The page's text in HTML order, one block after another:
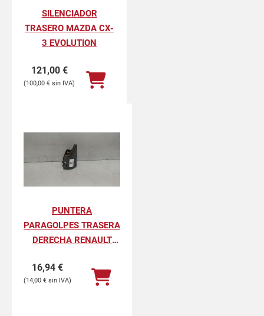
SILENCIADOR
TRASERO MAZDA CX-
3 EVOLUTION
121,00 €
100,00 €
PUNTERA
PARAGOLPES TRASERA
DERECHA RENAULT
PROFESIONAL
16,94 €
14,00 €